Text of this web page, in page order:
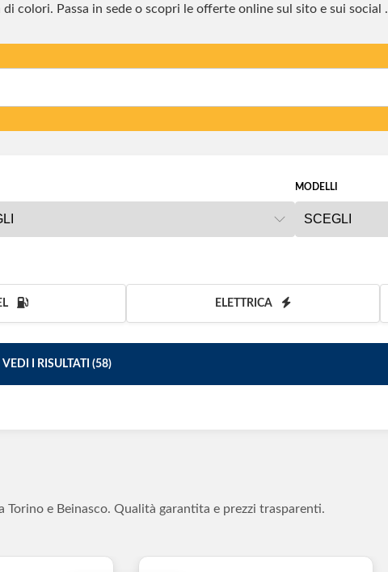
colori. Passa in sede o scopri le offerte online sul sito e sui social .
MODELLI
ELETTRICA
VEDI I RISULTATI (58)
e Beinasco. Qualità garantita e prezzi trasparenti.